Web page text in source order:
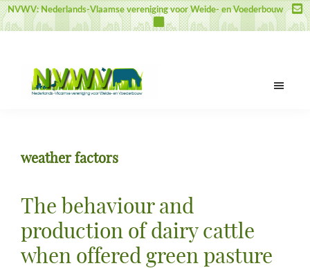
Door
naar
inhoud
Spring
naar
sidebar
Spring
naar
NVWV: Nederlands-Vlaamse vereniging voor Weide- en Voederbouw
voor
en
Voederbouw
weather factors
The behaviour and
production of dairy cattle
when offered green pasture